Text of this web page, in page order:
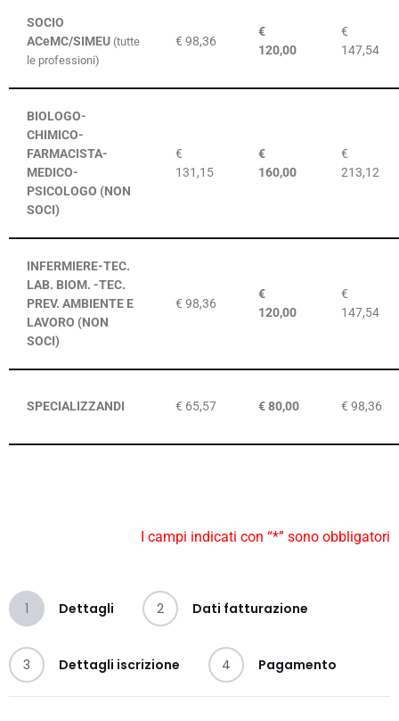
SOCIO
ACeMC/SIMEU (tutte
le professioni)
€ 98,36
€
120,00
€
147,54
BIOLOGO-
CHIMICO-
FARMACISTA-
MEDICO-
PSICOLOGO (NON
SOCI)
€
131,15
€
160,00
€
213,12
INFERMIERE-TEC.
LAB. BIOM. -TEC.
PREV. AMBIENTE E
LAVORO (NON
SOCI)
€ 98,36
€
120,00
€
147,54
SPECIALIZZANDI € 65,57 € 80,00 € 98,36
I campi indicati con “*” sono obbligatori
1 Dettagli 2 Dati fatturazione
3 Dettagli iscrizione 4 Pagamento